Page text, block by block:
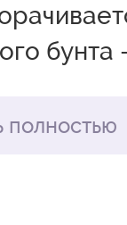
Таковым
полностью